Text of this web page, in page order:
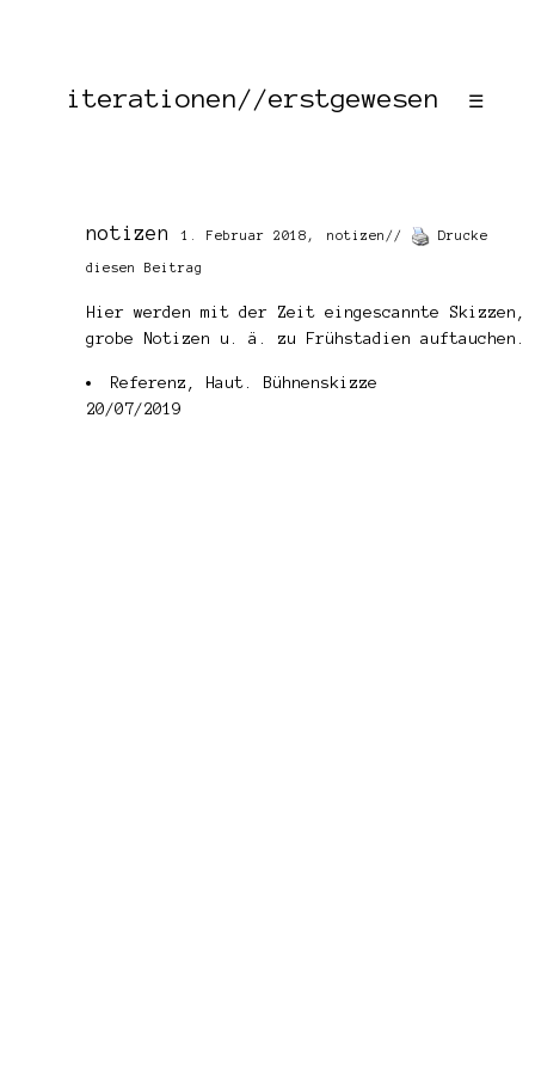
iterationen//erstgewesen ☰
notizen1. Februar 2018, notizen // Drucke
diesen Beitrag
Hier werden mit der Zeit eingescannte Skizzen,
grobe Notizen u. ä. zu Frühstadien auftauchen.
Referenz, Haut. Bühnenskizze
20/07/2019